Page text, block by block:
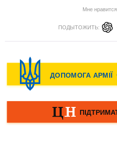
Мне нравится
ПОДЫТОЖИТЬ: